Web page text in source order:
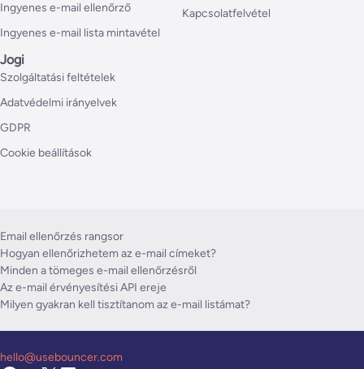
Ingyenes e-mail ellenőrző
Ingyenes e-mail lista mintavétel
Kapcsolatfelvétel
Jogi
Szolgáltatási feltételek
Adatvédelmi irányelvek
GDPR
Cookie beállítások
Email ellenőrzés rangsor
Hogyan ellenőrizhetem az e-mail címeket?
Minden a tömeges e-mail ellenőrzésről
Az e-mail érvényesítési API ereje
Milyen gyakran kell tisztítanom az e-mail listámat?
hello@usebouncer.com